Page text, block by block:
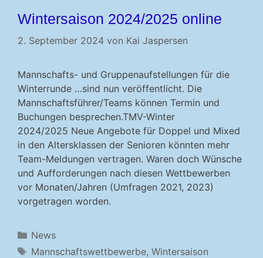
Wintersaison 2024/2025 online
2. September 2024 von Kai Jaspersen
Mannschafts- und Gruppenaufstellungen für die
Winterrunde …sind nun veröffentlicht. Die
Mannschaftsführer/Teams können Termin und
Buchungen besprechen.TMV-Winter
2024/2025 Neue Angebote für Doppel und Mixed
in den Altersklassen der Senioren könnten mehr
Team-Meldungen vertragen. Waren doch Wünsche
und Aufforderungen nach diesen Wettbewerben
vor Monaten/Jahren (Umfragen 2021, 2023)
vorgetragen worden.
Kategorien
News
Schlagwörter
Mannschaftswettbewerbe, Wintersaison